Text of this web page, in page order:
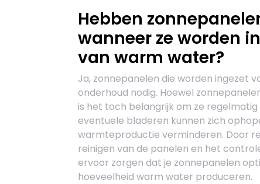
Hebben
wanneer ze worden
van warm water?
Ja, zonnepanelen die worden ingezet
onderhoud nodig. Hoewel
is het toch belangrijk om ze
eventuele bladeren kunnen zich
warmteproductie verminderen. Door
reinigen van de panelen en het
ervoor zorgen dat je zonnepanelen
hoeveelheid warm water produceren.